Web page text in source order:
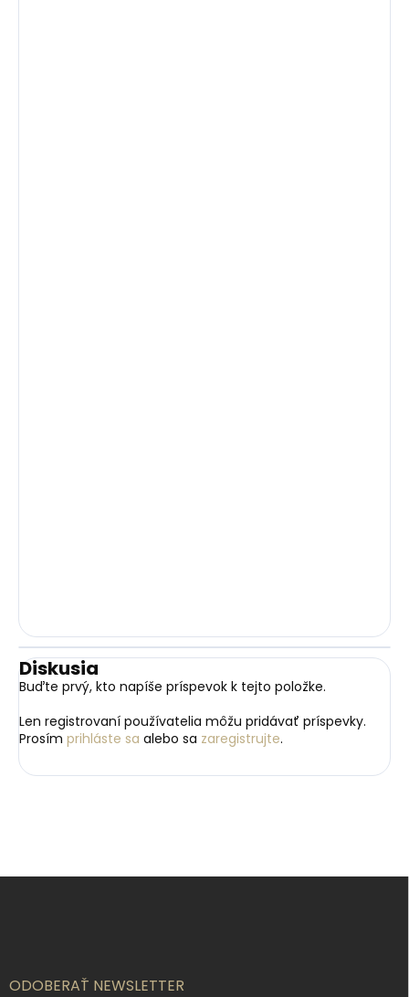
Diskusia
Buďte prvý, kto napíše príspevok k tejto položke.
Len registrovaní používatelia môžu pridávať príspevky.
Prosím prihláste sa alebo sa zaregistrujte.
ODOBERAŤ NEWSLETTER